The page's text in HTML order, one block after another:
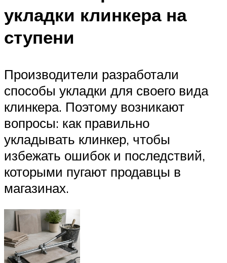
укладки клинкера на
ступени
Производители разработали
способы укладки для своего вида
клинкера. Поэтому возникают
вопросы: как правильно
укладывать клинкер, чтобы
избежать ошибок и последствий,
которыми пугают продавцы в
магазинах.